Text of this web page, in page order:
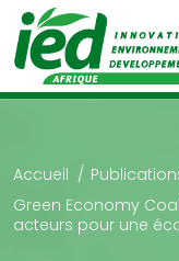
Accueil
Green Economy
acteurs pour une